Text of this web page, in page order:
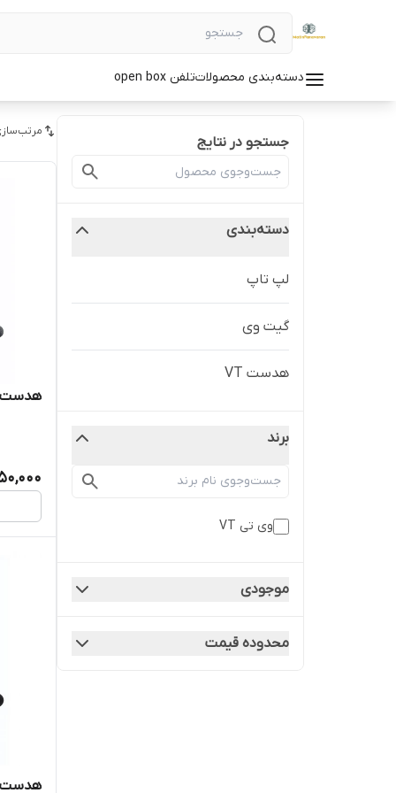
دسته‌بندی محصولاتتلفن open box
جستجو در نتایج
دسته‌بندی
لپ تاپ
گیت وی
هدست VT
برند
وی تی VT
موجودی
محدوده قیمت
هدست VT1500 omni usb 01
هدست VT1000 OMNI DUO USB 01